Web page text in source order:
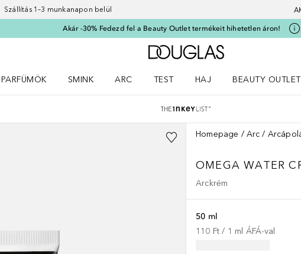
Szállítás 1–3 munkanapon belül
Akár -30% Fedezd fel a Beauty Outlet termékeit hihetetlen áron!
A Douglas Főoldalra
PARFÜMÖK
SMINK
ARC
TEST
HAJ
BEAUTY OUTLET
Homepage Arc
OMEGA WATER
Arckrém
50 ml
110 Ft / 1 ml ÁFÁ-val